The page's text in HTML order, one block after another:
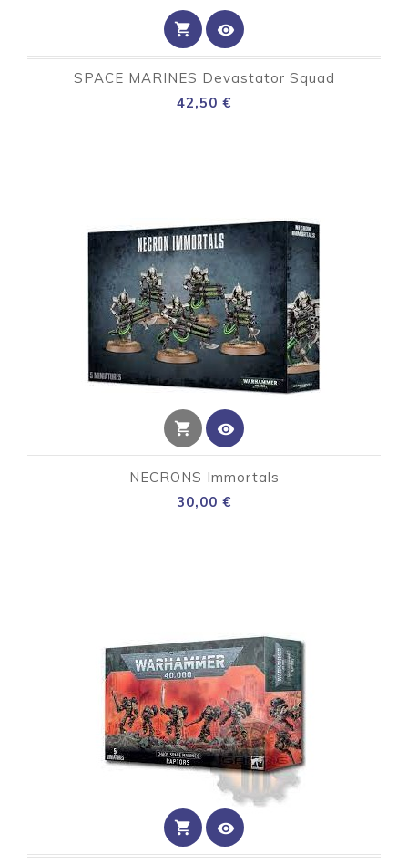
shopping_cart visibility
SPACE MARINES Devastator Squad
42,50 €
shopping_cart visibility
NECRONS Immortals
30,00 €
shopping_cart visibility